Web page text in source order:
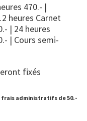
470.- |
heures Carnet
| 24 heures
| Cours semi-
fixés
frais administratifs de 50.-